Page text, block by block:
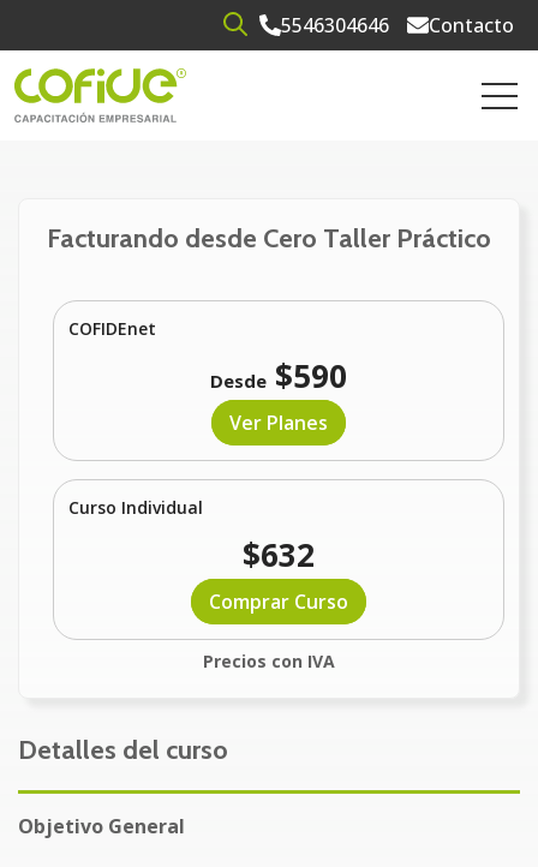
Open search5546304646 Contacto
Facturando desde Cero Taller Práctico
Curso Individual
$632
Comprar Curso
COFIDEnet
Desde$590
Ver Planes
Precios con IVA
Detalles del curso
Objetivo General